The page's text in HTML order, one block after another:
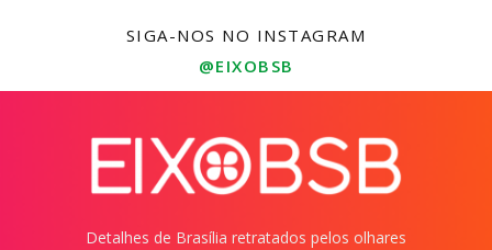
SIGA-NOS NO INSTAGRAM
@EIXOBSB
Detalhes de Brasília retratados pelos olhares